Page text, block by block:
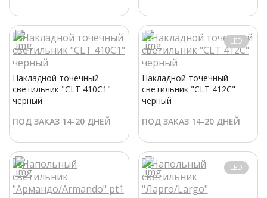
Накладной точечный
светильник "CLT 410C1"
черный
ПОД ЗАКАЗ 14-20 ДНЕЙ
LED
Накладной точечный
светильник "CLT 412C"
черный
ПОД ЗАКАЗ 14-20 ДНЕЙ
LED